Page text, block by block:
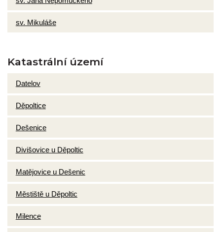
sv. Mikuláše
Katastrální území
Datelov
Děpoltice
Dešenice
Divišovice u Děpoltic
Matějovice u Dešenic
Městiště u Děpoltic
Milence